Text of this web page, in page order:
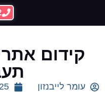
קידום
עומר לייבנזון